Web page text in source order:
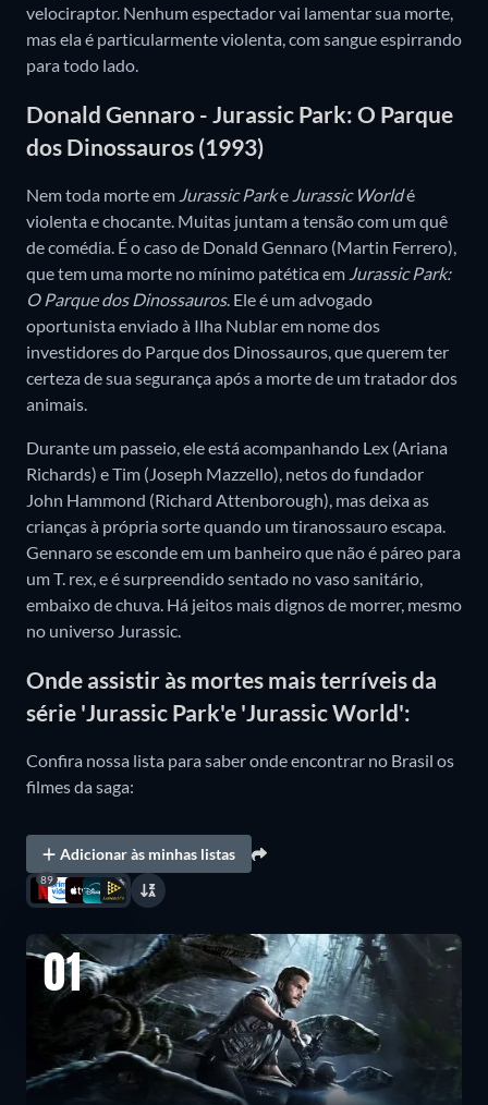
velociraptor. Nenhum espectador vai lamentar sua morte,
mas ela é particularmente violenta, com sangue espirrando
para todo lado.
Donald Gennaro - Jurassic Park: O Parque
dos Dinossauros (1993)
Nem toda morte em Jurassic Parke Jurassic Worldé
violenta e chocante. Muitas juntam a tensão com um quê
de comédia. É o caso de Donald Gennaro (Martin Ferrero),
que tem uma morte no mínimo patética em Jurassic Park:
O Parque dos Dinossauros. Ele é um advogado
oportunista enviado à Ilha Nublar em nome dos
investidores do Parque dos Dinossauros, que querem ter
certeza de sua segurança após a morte de um tratador dos
animais.
Durante um passeio, ele está acompanhando Lex (Ariana
Richards) e Tim (Joseph Mazzello), netos do fundador
John Hammond (Richard Attenborough), mas deixa as
crianças à própria sorte quando um tiranossauro escapa.
Gennaro se esconde em um banheiro que não é páreo para
um T. rex, e é surpreendido sentado no vaso sanitário,
embaixo de chuva. Há jeitos mais dignos de morrer, mesmo
no universo Jurassic.
Onde assistir às mortes mais terríveis da
série 'Jurassic Park'e 'Jurassic World':
Confira nossa lista para saber onde encontrar no Brasil os
filmes da saga:
Adicionar às minhas listas
89
01